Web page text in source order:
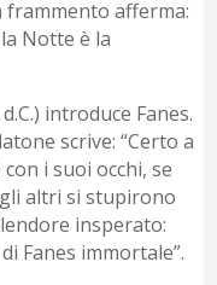
frammento afferma:
Notte è la
introduce Fanes.
scrive: “Certo a
i suoi occhi, se
altri si stupirono
insperato:
Fanes immortale”.